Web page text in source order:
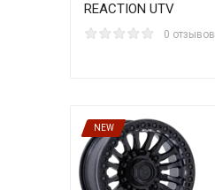
REACTION UTV
0 отзывов
NEW